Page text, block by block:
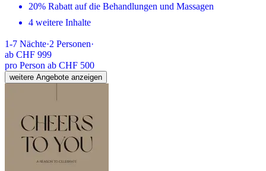
20% Rabatt auf die Behandlungen und Massagen
4 weitere Inhalte
1-7 Nächte·2 Personen·
ab CHF 999
pro Person ab CHF 500
weitere Angebote anzeigen